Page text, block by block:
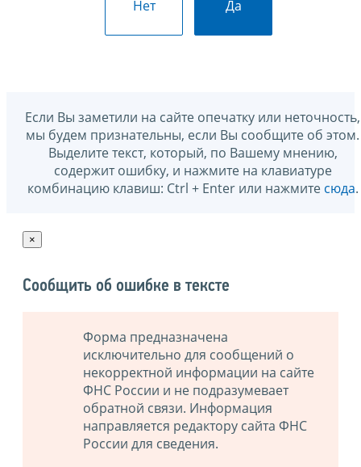
Нет Да
Если Вы заметили на сайте опечатку или неточность,
мы будем признательны, если Вы сообщите об этом.
Выделите текст, который, по Вашему мнению,
содержит ошибку, и нажмите на клавиатуре
комбинацию клавиш: Ctrl + Enter или нажмите сюда.
×
Сообщить об ошибке в тексте
Форма предназначена
исключительно для сообщений о
некорректной информации на сайте
ФНС России и не подразумевает
обратной связи. Информация
направляется редактору сайта ФНС
России для сведения.